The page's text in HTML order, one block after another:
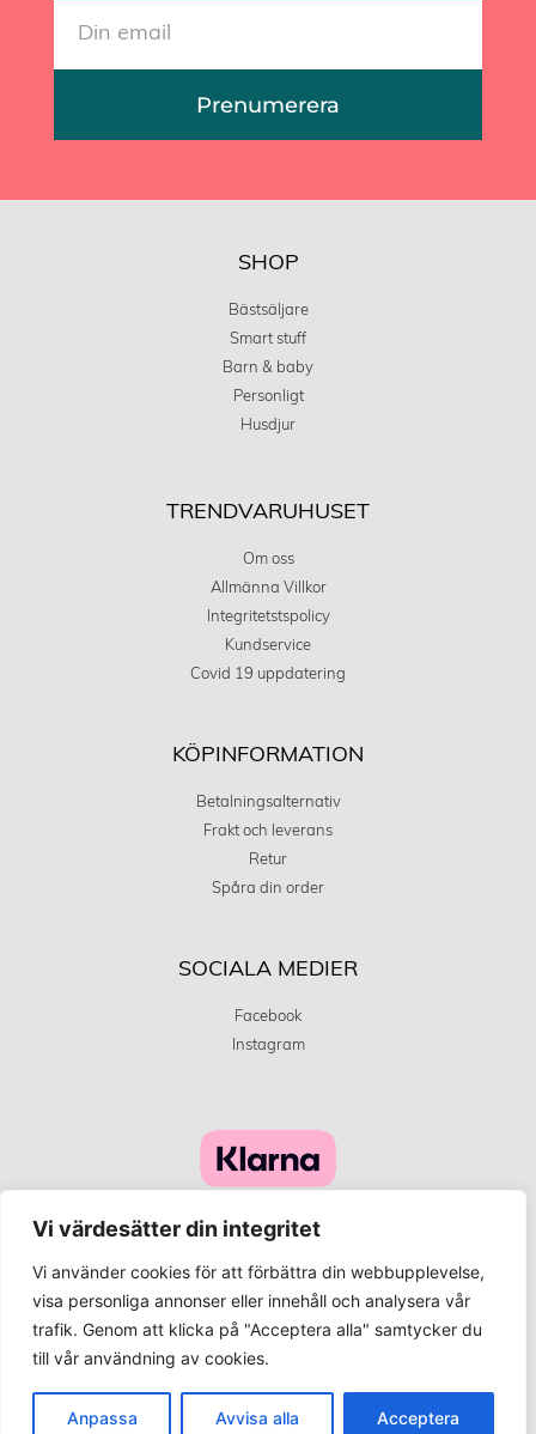
Vi värdesätter din integritet
Vi använder cookies för att förbättra din webbupplevelse,
visa personliga annonser eller innehåll och analysera vår
trafik. Genom att klicka på "Acceptera alla" samtycker du
till vår användning av cookies.
Anpassa Avvisa alla Acceptera
Prenumerera
SHOP
Bästsäljare
Smart stuff
Barn & baby
Personligt
Husdjur
TRENDVARUHUSET
Om oss
Allmänna Villkor
Integritetstspolicy
Kundservice
Covid 19 uppdatering
KÖPINFORMATION
Betalningsalternativ
Frakt och leverans
Retur
Spåra din order
SOCIALA MEDIER
Facebook
Instagram
©
Innehållet på denna webbplats är upphovsrättsskyddat och
Vårt affärskoncept går ut på att erbjuda attraktiva produkter och bra
kvalitet till bästa pris på ett hållbart sätt.